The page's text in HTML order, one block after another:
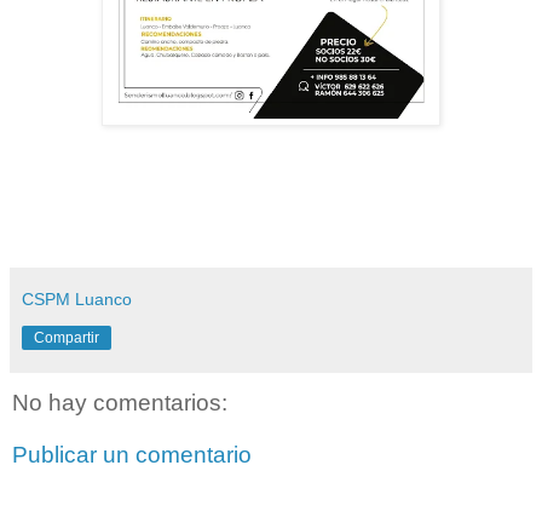
CSPM Luanco
Compartir
No hay comentarios:
Publicar un comentario